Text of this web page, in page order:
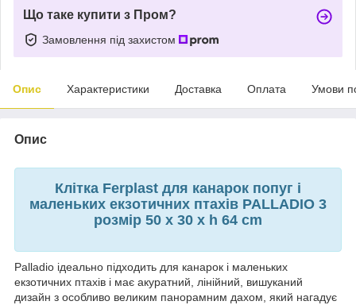
Що таке купити з Пром?
Замовлення під захистом
Опис Характеристики Доставка Оплата Умови
Опис
Клітка Ferplast для канарок попуг і
маленьких екзотичних птахів PALLADIO 3
розмір 50 x 30 x h 64 cm
Palladio ідеально підходить для канарок і маленьких
екзотичних птахів і має акуратний, лінійний, вишуканий
дизайн з особливо великим панорамним дахом, який нагадує